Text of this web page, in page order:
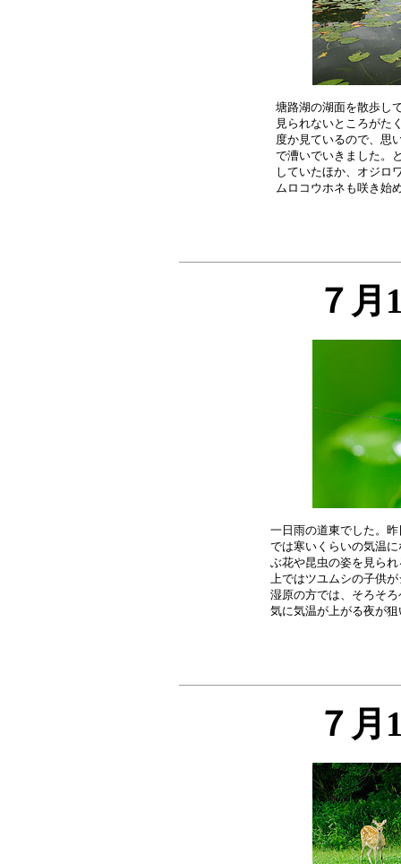
塘路湖の湖面を散歩し
見られないところがた
度か見ているので、思
で漕いでいきました。
していたほか、オジロ
７月
一日雨の道東でした。
では寒いくらいの気温
ぶ花や昆虫の姿を見ら
上ではツユムシの子供
湿原の方では、そろそ
７月